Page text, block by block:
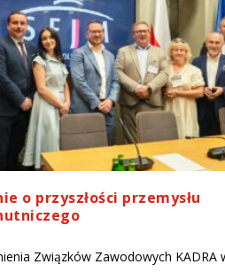
o przyszłości przemysłu
Związków Zawodowych KADRA